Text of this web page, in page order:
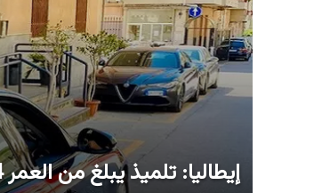
إيطاليا: تلميذ يبلغ من العمر 14 عامًا يهاجم مديرة مدرسة في "سيراكوزا"